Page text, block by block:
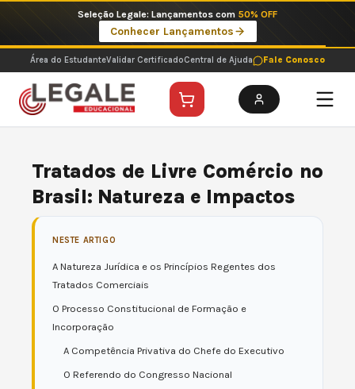
o
conteúdo
Imperdíveis no Pix: Pós Selecionadas a 199 reais no pix em parcela única
Ver ofertas
Área do EstudanteValidar CertificadoCentral de Ajuda Fale Conosco
Tratados de Livre Comércio no
Brasil: Natureza e Impactos
NESTE ARTIGO
A Natureza Jurídica e os Princípios Regentes dos
Tratados Comerciais
O Processo Constitucional de Formação e
Incorporação
A Competência Privativa do Chefe do Executivo
O Referendo do Congresso Nacional